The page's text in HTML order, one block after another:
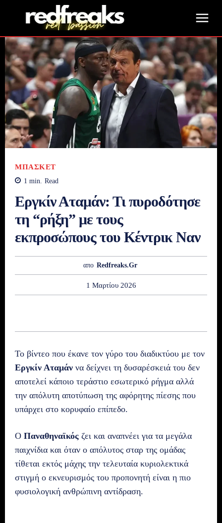
ΜΠΆΣΚΕΤ
1 min. Read
Εργκίν Αταμάν: Τι πυροδότησε
τη “ρήξη” με τους
εκπροσώπους του Κέντρικ Ναν
απο Redfreaks.gr
1 Μαρτίου 2026
Το βίντεο που έκανε τον γύρο του διαδικτύου με τον
Εργκίν Αταμάν να δείχνει τη δυσαρέσκειά του δεν
αποτελεί κάποιο τεράστιο εσωτερικό ρήγμα αλλά
την απόλυτη αποτύπωση της αφόρητης πίεσης που
υπάρχει στο κορυφαίο επίπεδο.
Ο Παναθηναϊκός ζει και αναπνέει για τα μεγάλα
παιχνίδια και όταν ο απόλυτος σταρ της ομάδας
τίθεται εκτός μάχης την τελευταία κυριολεκτικά
στιγμή ο εκνευρισμός του προπονητή είναι η πιο
φυσιολογική ανθρώπινη αντίδραση.